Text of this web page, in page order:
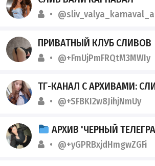
ПРИВАТНЫЙ КЛУБ СЛИВОВ
@+FmUjPmFRQtM3MWIy
ТГ-КАНАЛ С АРХИВАМИ: СЛИВЫ ШК, ШКОДНИЦ. ТАКЖЕ ВНУТРИ: СТУДЕНТКИ И
@+SFBKI2w8JihjNmUy
АРХИВ 'ЧЕРНЫЙ
@+yGPRBxjdHmgwZGFi